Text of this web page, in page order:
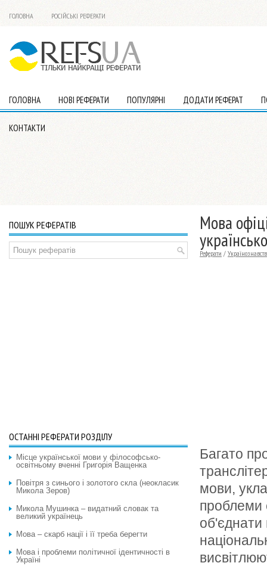
ГОЛОВНА РОСІЙСЬКІ РЕФЕРАТИ
ГОЛОВНА НОВІ РЕФЕРАТИ ПОПУЛЯРНІ ДОДАТИ РЕФЕРАТ
КОНТАКТИ
Мова
Реферати /
Багато
мови,
проблеми
об'єднати
ПОШУК РЕФЕРАТІВ
ОСТАННІ РЕФЕРАТИ РОЗДІЛУ
Місце української мови у філософсько-
освітньому вченні Григорія Ващенка
Повітря з синього і золотого скла (неокласик
Микола Зеров)
Микола Мушинка – видатний словак та
великий українець
Мова – скарб нації і її треба берегти
Мова і проблеми політичної ідентичності в
Україні